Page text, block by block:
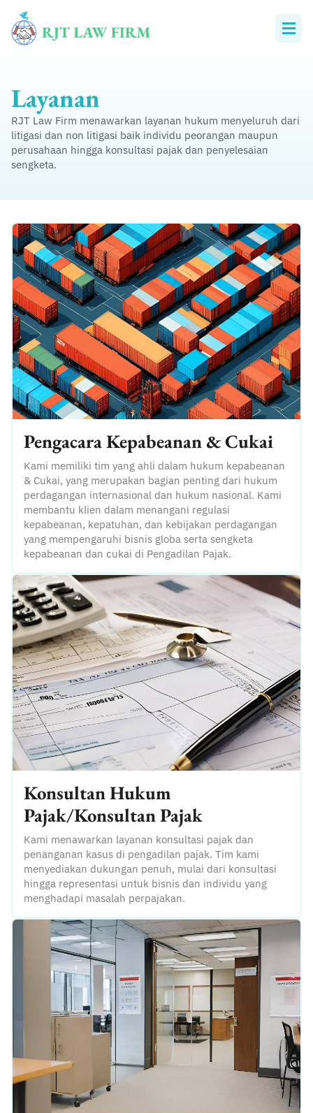
content
Layanan
RJT Law Firm menawarkan layanan hukum menyeluruh dari
litigasi dan non litigasi baik individu peorangan maupun
perusahaan hingga konsultasi pajak dan penyelesaian
sengketa.
Pengacara Kepabeanan & Cukai
Kami memiliki tim yang ahli dalam hukum kepabeanan
& Cukai, yang merupakan bagian penting dari hukum
perdagangan internasional dan hukum nasional. Kami
membantu klien dalam menangani regulasi
kepabeanan, kepatuhan, dan kebijakan perdagangan
yang mempengaruhi bisnis globa serta sengketa
kepabeanan dan cukai di Pengadilan Pajak.
Konsultan Hukum
Pajak/Konsultan Pajak
Kami menawarkan layanan konsultasi pajak dan
penanganan kasus di pengadilan pajak. Tim kami
menyediakan dukungan penuh, mulai dari konsultasi
hingga representasi untuk bisnis dan individu yang
menghadapi masalah perpajakan.